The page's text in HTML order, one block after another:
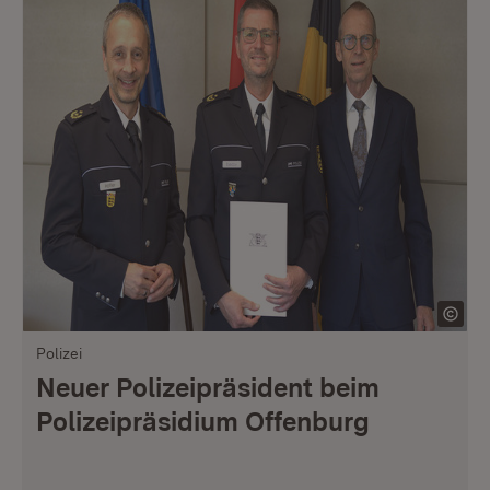
Polizei
Neuer Polizeipräsident beim
Polizeipräsidium Offenburg